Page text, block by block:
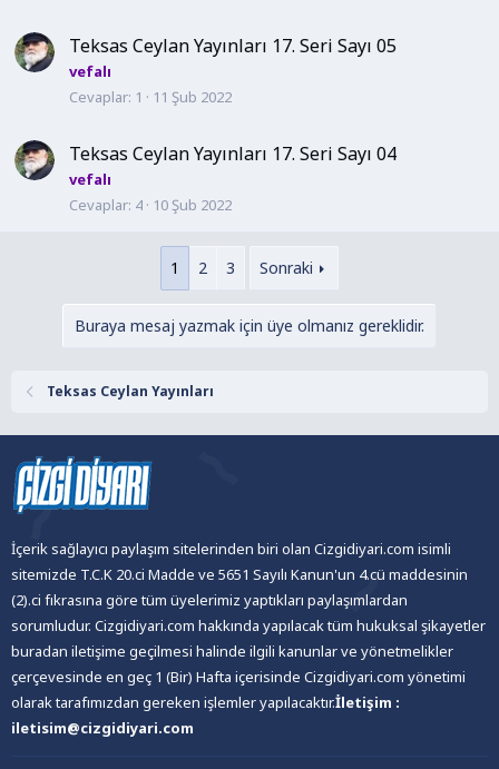
Teksas Ceylan Yayınları 17. Seri Sayı 05
vefalı
Cevaplar 1 11 Şub 2022
Teksas Ceylan Yayınları 17. Seri Sayı 04
vefalı
Cevaplar 4 10 Şub 2022
1 2 3 Sonraki
Buraya mesaj yazmak için üye olmanız gereklidir.
Teksas Ceylan Yayınları
İçerik sağlayıcı paylaşım sitelerinden biri olan Cizgidiyari.com isimli
sitemizde T.C.K 20.ci Madde ve 5651 Sayılı Kanun'un 4.cü maddesinin
(2).ci fıkrasına göre tüm üyelerimiz yaptıkları paylaşımlardan
sorumludur. Cizgidiyari.com hakkında yapılacak tüm hukuksal şikayetler
buradan iletişime geçilmesi halinde ilgili kanunlar ve yönetmelikler
çerçevesinde en geç 1 (Bir) Hafta içerisinde Cizgidiyari.com yönetimi
olarak tarafımızdan gereken işlemler yapılacaktır.İletişim :
iletisim@cizgidiyari.com